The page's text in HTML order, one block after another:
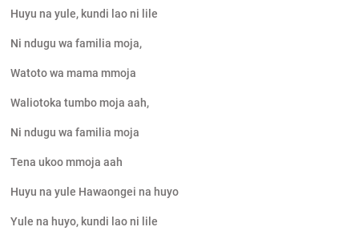
Huyu na yule, kundi lao ni lile
Ni ndugu wa familia moja,
Watoto wa mama mmoja
Waliotoka tumbo moja aah,
Ni ndugu wa familia moja
Tena ukoo mmoja aah
Huyu na yule Hawaongei na huyo
Yule na huyo, kundi lao ni lile